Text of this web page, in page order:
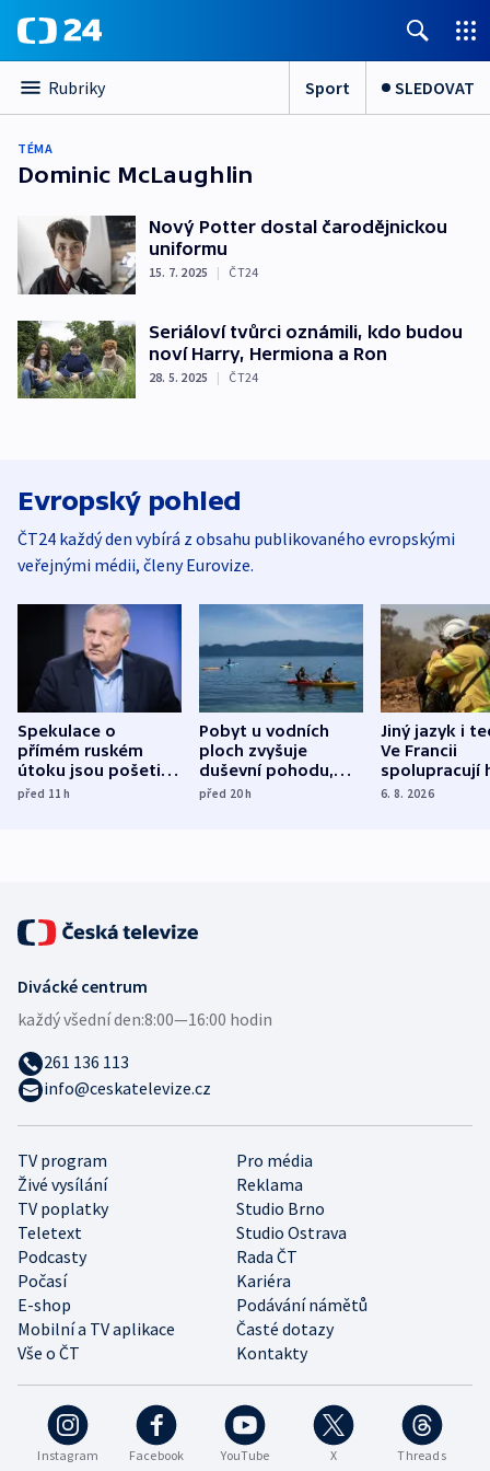
Rubriky Sport SLEDOVAT
TÉMA
Dominic McLaughlin
Nový Potter dostal čarodějnickou
uniformu
15. 7. 2025 | ČT24
Seriáloví tvůrci oznámili, kdo budou
noví Harry, Hermiona a Ron
28. 5. 2025 | ČT24
Evropský pohled
ČT24 každý den vybírá z obsahu publikovaného evropskými
veřejnými médii, členy Eurovize.
Spekulace o
přímém ruském
útoku jsou pošetilé,
míní estonský
před 11h
Pobyt u vodních
ploch zvyšuje
duševní pohodu,
ukázala
před 20h
Jiný jazyk i
Ve Francii
spolupracují
různých zemí
6. 8. 2026
Instagram Facebook YouTube X Threads
TV program
Pro média
Živé vysílání
Reklama
TV poplatky
Studio Brno
Teletext
Studio Ostrava
Podcasty
Rada ČT
Počasí
Kariéra
E-shop
Podávání námětů
Mobilní a TV aplikace
Časté dotazy
Vše o ČT
Kontakty
Divácké centrum
každý všední den:8:00—16:00 hodin
261 136 113
info@ceskatelevize.cz